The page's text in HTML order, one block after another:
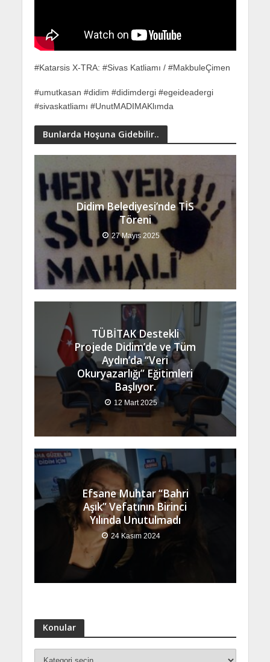
#Katarsis X-TRA: #Sivas Katliamı / #MakbuleÇimen
#umutkasan #didim #didimdergi #egeideadergi
#sivaskatliamı #UnutMADIMAKlımda
Bunlarda Hoşuna Gidebilir..
Didim Belediyesi’nde TİS
Töreni
27 Mayıs 2025
TÜBİTAK Destekli
Projede Didim’de ve Tüm
Aydın’da “Veri
Okuryazarlığı” Eğitimleri
Başlıyor.
12 Mart 2025
Efsane Muhtar “Bahri
Aşık” Vefatının Birinci
Yılında Unutulmadı
24 Kasım 2024
Konular